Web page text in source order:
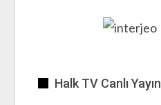
Halk TV Canlı Yayın